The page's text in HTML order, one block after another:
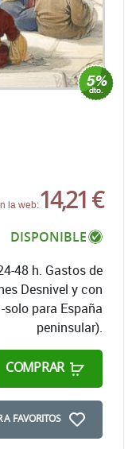
la web:14,21 €
DISPONIBLE
48 h. Gastos de
Desnivel y con
solo para España
peninsular).
COMPRAR
A FAVORITOS